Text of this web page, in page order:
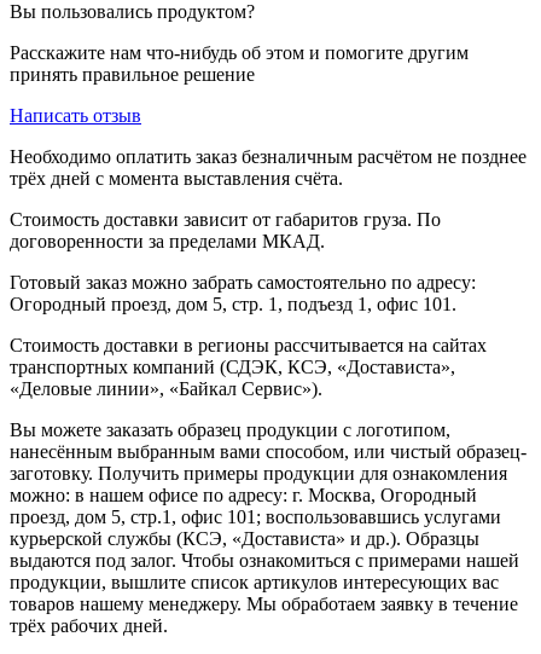
Вы пользовались продуктом?
Расскажите нам что-нибудь об этом и помогите другим
принять правильное решение
Написать отзыв
Необходимо оплатить заказ безналичным расчётом не позднее
трёх дней с момента выставления счёта.
Стоимость доставки зависит от габаритов груза. По
договоренности за пределами МКАД.
Готовый заказ можно забрать самостоятельно по адресу:
Огородный проезд, дом 5, стр. 1, подъезд 1, офис 101.
Стоимость доставки в регионы рассчитывается на сайтах
транспортных компаний (СДЭК, КСЭ, «Достависта»,
«Деловые линии», «Байкал Сервис»).
Вы можете заказать образец продукции с логотипом,
нанесённым выбранным вами способом, или чистый образец-
заготовку. Получить примеры продукции для ознакомления
можно: в нашем офисе по адресу: г. Москва, Огородный
проезд, дом 5, стр.1, офис 101; воспользовавшись услугами
курьерской службы (КСЭ, «Достависта» и др.). Образцы
выдаются под залог. Чтобы ознакомиться с примерами нашей
продукции, вышлите список артикулов интересующих вас
товаров нашему менеджеру. Мы обработаем заявку в течение
трёх рабочих дней.